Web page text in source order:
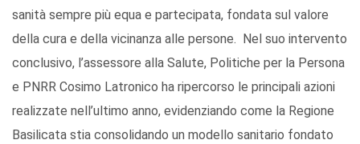
sanità sempre più equa e partecipata, fondata sul valore
della cura e della vicinanza alle persone. Nel suo intervento
conclusivo, l’assessore alla Salute, Politiche per la Persona
e PNRR Cosimo Latronico ha ripercorso le principali azioni
realizzate nell’ultimo anno, evidenziando come la Regione
Basilicata stia consolidando un modello sanitario fondato